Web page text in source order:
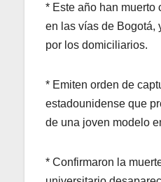
* Este año han muerto
en las vías de Bogotá,
por los domiciliarios.
* Emiten orden de
estadounidense que
de una joven modelo
* Confirmaron la